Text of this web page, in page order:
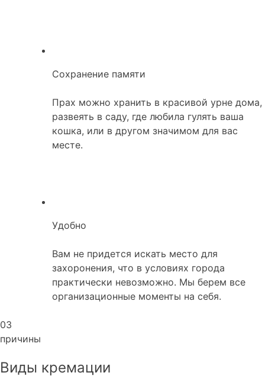
Сохранение памяти
Прах можно хранить в красивой урне дома,
развеять в саду, где любила гулять ваша
кошка, или в другом значимом для вас
месте.
Удобно
Вам не придется искать место для
захоронения, что в условиях города
практически невозможно. Мы берем все
организационные моменты на себя.
03
причины
Виды кремации